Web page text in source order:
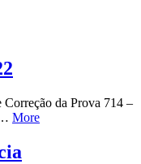
Correção da Prova 714 –
More